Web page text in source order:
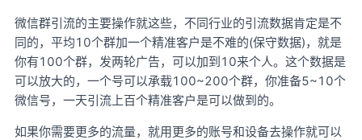
微信群引流的主要操作就这些，不同行业的引流数据肯定是不
同的，平均10个群加一个精准客户是不难的(保守数据)，就是
你有100个群，发两轮广告，可以加到10来个人。这个数据是
可以放大的，一个号可以承载100~200个群，你准备5~10个
微信号，一天引流上百个精准客户是可以做到的。
如果你需要更多的流量，就用更多的账号和设备去操作就可以